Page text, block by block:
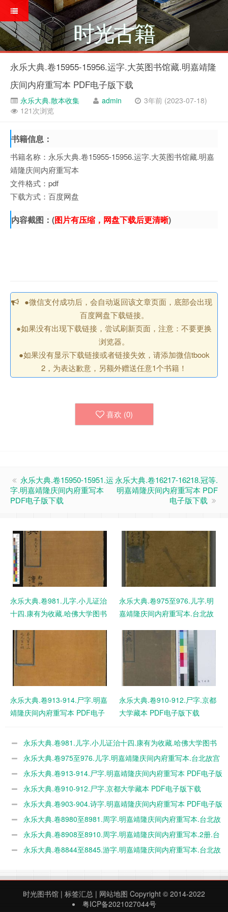
时光古籍
永乐大典.卷15955-15956.运字.大英图书馆藏.明嘉靖隆
庆间内府重写本 PDF电子版下载
永乐大典.散本收集 admin
3年前 (2023-07-18)
121次浏览
书籍信息：
书籍名称：永乐大典.卷15955-15956.运字.大英图书馆藏.明嘉
靖隆庆间内府重写本
文件格式：pdf
下载方式：百度网盘
内容截图：(图片有压缩，网盘下载后更清晰)
●微信支付成功后，会自动返回该文章页面，底部会出现
百度网盘下载链接。
●如果没有出现下载链接，尝试刷新页面，注意：不要更换
浏览器。
●如果没有显示下载链接或者链接失效，请添加微信tbook
2，为表达歉意，另额外赠送任意1个书籍！
喜欢 (0)
永乐大典.卷15950-15951.运
字.明嘉靖隆庆间内府重写本
PDF电子版下载
永乐大典.卷16217-16218.冠等.
明嘉靖隆庆间内府重写本 PDF
电子版下载
永乐大典.卷981.儿字.小儿证治
十四.康有为收藏.哈佛大学图书
永乐大典.卷975至976.儿字.明
嘉靖隆庆间内府重写本.台北故
永乐大典.卷913-914.尸字.明嘉
靖隆庆间内府重写本 PDF电子
永乐大典.卷910-912.尸字.京都
大学藏本 PDF电子版下载
永乐大典.卷981.儿字.小儿证治十四.康有为收藏.哈佛大学图书
馆藏 PDF电子版下载
永乐大典.卷975至976.儿字.明嘉靖隆庆间内府重写本.台北故宫
博物院藏 PDF电子版下载
永乐大典.卷913-914.尸字.明嘉靖隆庆间内府重写本 PDF电子版
下载永乐大典.卷910-912.尸字.京都大学藏本 PDF电子版下载
永乐大典.卷903-904.诗字.明嘉靖隆庆间内府重写本 PDF电子版
下载永乐大典.卷8980至8981.周字.明嘉靖隆庆间内府重写本.台北故
宫博物院藏 PDF电子版下载
永乐大典.卷8908至8910.周字.明嘉靖隆庆间内府重写本.2册.台
北故宫博物院藏 PDF电子版下载
永乐大典.卷8844至8845.游字.明嘉靖隆庆间内府重写本.台北故
时光图书馆 | 标签汇总 | 网站地图 Copyright © 2014-2022
粤ICP备2021027044号